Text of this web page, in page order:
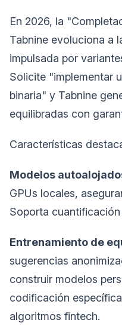
En 2026, la
Tabnine evoluciona a
impulsada por
Solicite "implementar
binaria" y Tabnine
equilibradas con
Características
Modelos
GPUs locales,
Soporta
Entrenamiento de
sugerencias
construir modelos
codificación
algoritmos fintech.